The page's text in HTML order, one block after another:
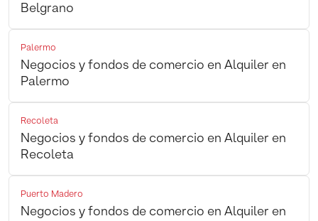
Belgrano
Palermo
Negocios y fondos de comercio en Alquiler en
Palermo
Recoleta
Negocios y fondos de comercio en Alquiler en
Recoleta
Puerto Madero
Negocios y fondos de comercio en Alquiler en